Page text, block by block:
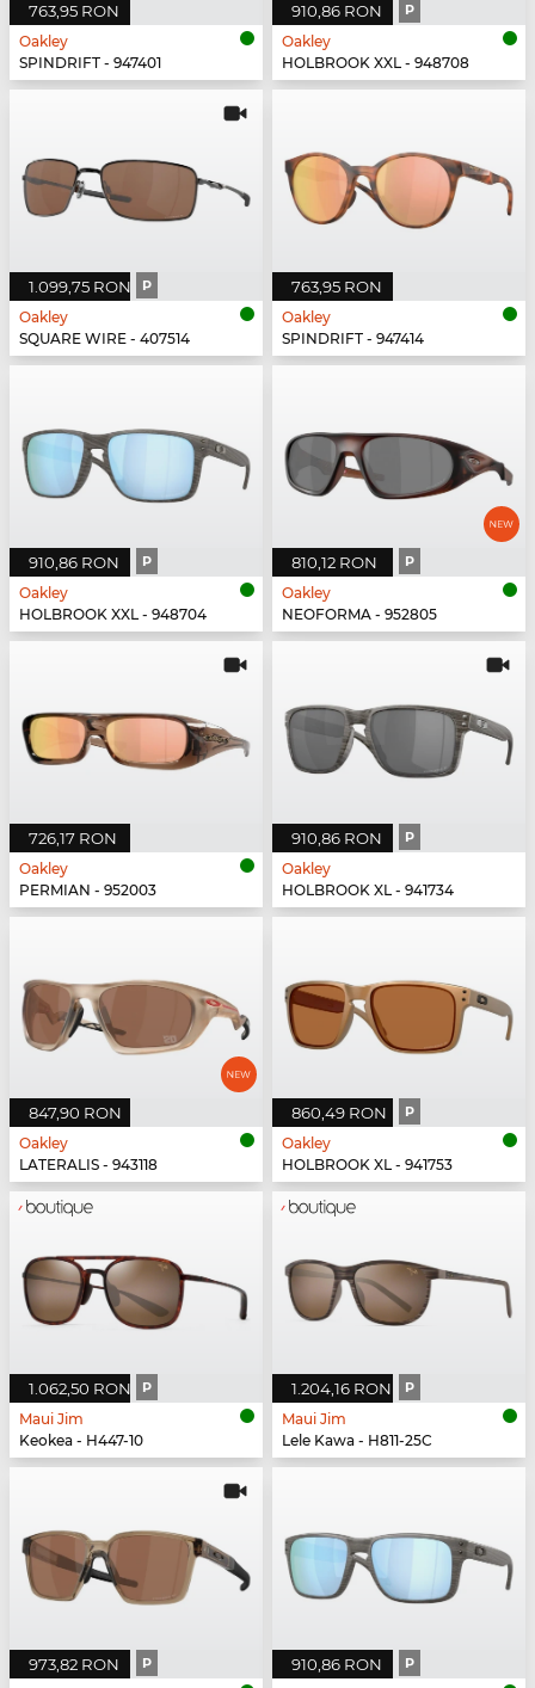
763,95 RON
Oakley
SPINDRIFT - 947401
910,86 RON P
Oakley
HOLBROOK XXL - 948708
1.099,75 RON P
Oakley
SQUARE WIRE - 407514
763,95 RON
Oakley
SPINDRIFT - 947414
910,86 RON P
Oakley
HOLBROOK XXL - 948704
810,12 RON P
Oakley
NEOFORMA - 952805
726,17 RON
Oakley
PERMIAN - 952003
910,86 RON P
Oakley
HOLBROOK XL - 941734
847,90 RON
Oakley
LATERALIS - 943118
860,49 RON P
Oakley
HOLBROOK XL - 941753
1.062,50 RON P
Maui Jim
Keokea - H447-10
1.204,16 RON P
Maui Jim
Lele Kawa - H811-25C
973,82 RON P 910,86 RON P